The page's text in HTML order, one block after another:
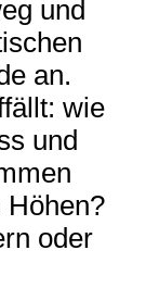
und
an.
wie
und
Höhen?
oder